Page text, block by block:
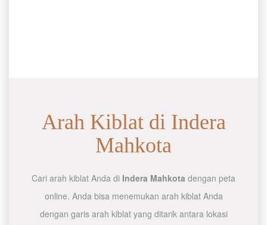
Arah Kiblat di Indera
Mahkota
Cari arah kiblat Anda di Indera Mahkota dengan peta
online. Anda bisa menemukan arah kiblat Anda
dengan garis arah kiblat yang ditarik antara lokasi